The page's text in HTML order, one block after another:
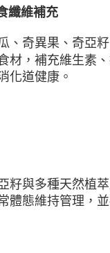
纖維補充
、奇異果、奇亞
材，補充維生素
化道健康。
籽與多種天然植
體態維持管理，